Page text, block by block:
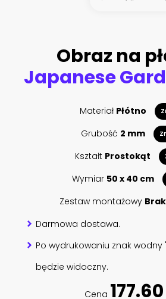
Obraz na
Materiał Płótno
Grubość 2 mm
Kształt Prostokąt
Wymiar 50 x 40 cm
Zestaw montażowy Brak
Darmowa dostawa.
Po wydrukowaniu znak wodny
będzie widoczny.
Cena 177.60